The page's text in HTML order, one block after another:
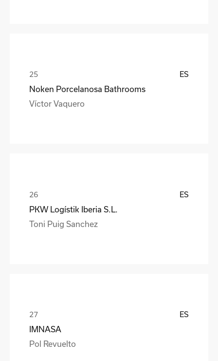
ES
Noken Porcelanosa Bathrooms
Víctor Vaquero
ES
PKW Logístik Iberia S.L.
Toni Puig Sanchez
ES
IMNASA
Pol Revuelto